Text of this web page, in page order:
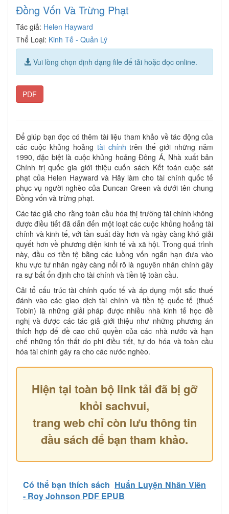
Đồng Vốn Và Trừng Phạt
Tác giả: Helen Hayward
Thể Loại: Kinh Tế - Quản Lý
Vui lòng chọn định dạng file để tải hoặc đọc online.
PDF
Để giúp bạn đọc có thêm tài liệu tham khảo về tác động của
các cuộc khủng hoảng tài chính trên thế giới những năm
1990, đặc biệt là cuộc khủng hoảng Đông Á, Nhà xuất bản
Chính trị quốc gia giới thiệu cuốn sách Kết toán cuộc sát
phạt của Helen Hayward và Hãy làm cho tài chính quốc tế
phục vụ người nghèo của Duncan Green và dưới tên chung
Đồng vốn và trừng phạt.
Các tác giả cho rằng toàn cầu hóa thị trường tài chính không
được điều tiết đã dẫn đến một loạt các cuộc khủng hoảng tài
chính và kinh tế, với tần suất dày hơn và ngày càng khó giải
quyết hơn về phương diện kinh tế và xã hội. Trong quá trình
này, đầu cơ tiền tệ bằng các luồng vốn ngắn hạn đưa vào
khu vực tư nhân ngày càng nổi rõ là nguyên nhân chính gây
ra sự bất ổn định cho tài chính và tiền tệ toàn cầu.
Cải tổ cấu trúc tài chính quốc tế và áp dụng một sắc thuế
đánh vào các giao dịch tài chính và tiền tệ quốc tế (thuế
Tobin) là những giải pháp được nhiều nhà kinh tế học đề
nghị và được các tác giả giới thiệu như những phương án
thích hợp để đề cao chủ quyền của các nhà nước và hạn
chế những tổn thất do phi điều tiết, tự do hóa và toàn cầu
hóa tài chính gây ra cho các nước nghèo.
Hiện tại toàn bộ link tải đã bị gỡ
khỏi sachvui,
trang web chỉ còn lưu thông tin
đầu sách để bạn tham khảo.
Có thể bạn thích sách Huấn Luyện Nhân Viên
- Roy Johnson PDF EPUB